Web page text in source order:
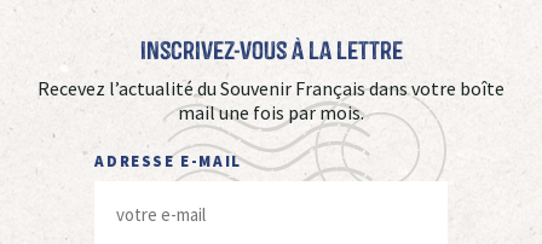
Inscrivez-vous à La Lettre
Recevez l’actualité du Souvenir Français dans votre boîte
mail une fois par mois.
ADRESSE E-MAIL